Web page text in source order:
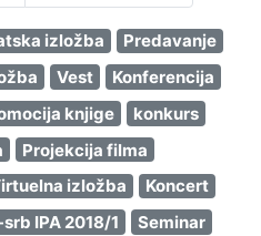
izložba
Predavanje
Vest
Konferencija
knjige
konkurs
Projekcija filma
izložba
Koncert
IPA 2018/1 Seminar